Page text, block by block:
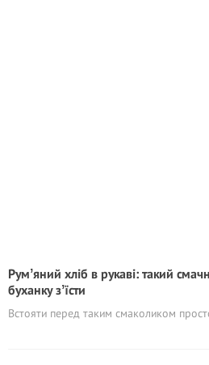
Румʼяний хліб в рукаві: такий
буханку зʼїсти
Встояти перед таким смаколиком